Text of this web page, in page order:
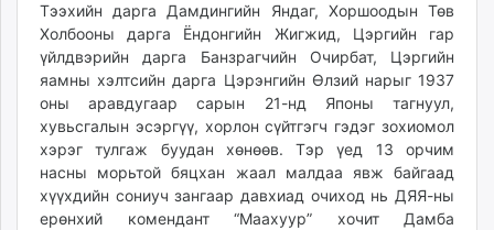
Тээхийн дарга Дамдингийн Яндаг, Хоршоодын Төв
Холбооны дарга Ёндонгийн Жигжид, Цэргийн гар
үйлдвэрийн дарга Банзрагчийн Очирбат, Цэргийн
яамны хэлтсийн дарга Цэрэнгийн Өлзий нарыг 1937
оны аравдугаар сарын 21-нд Японы тагнуул,
хувьсгалын эсэргүү, хорлон сүйтгэгч гэдэг зохиомол
хэрэг тулгаж буудан хөнөөв. Тэр үед 13 орчим
насны морьтой бяцхан жаал малдаа явж байгаад
хүүхдийн сониуч зангаар давхиад очиход нь ДЯЯ-ны
ерөнхий комендант “Маахуур” хочит Дамба